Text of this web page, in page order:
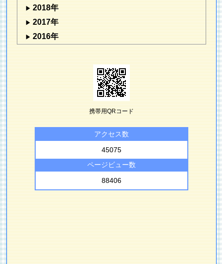
2018年
2017年
2016年
携帯用QRコード
アクセス数
45075
ページビュー数
88406